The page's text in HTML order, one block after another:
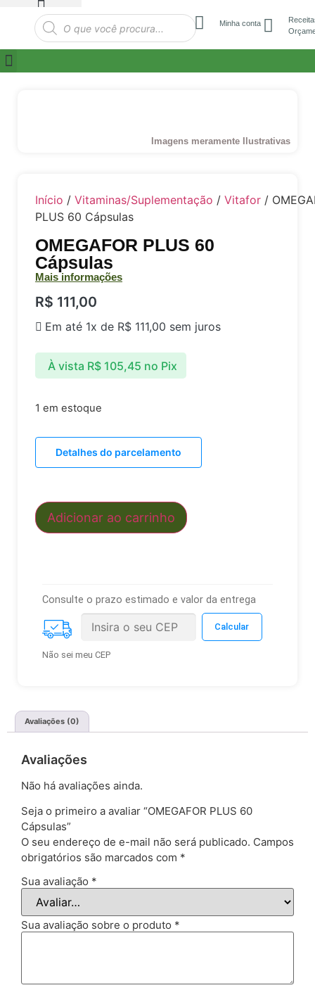
Minha conta
Imagens meramente Ilustrativas
Início / Vitaminas/Suplementação / Vitafor /
PLUS 60 Cápsulas
OMEGAFOR PLUS 60
Cápsulas
Mais informações
R$ 111,00
Em até 1x de R$ 111,00 sem juros
À vista R$105,45 no Pix
1 em estoque
Detalhes do parcelamento
Adicionar ao carrinho
Consulte o prazo estimado e valor da entrega
Não sei meu CEP
Avaliações (0)
Avaliações
Não há avaliações ainda.
Seja o primeiro a avaliar “OMEGAFOR PLUS 60
Cápsulas”
O seu endereço de e-mail não será publicado. Campos
obrigatórios são marcados com *
Sua avaliação *
Sua avaliação sobre o produto *